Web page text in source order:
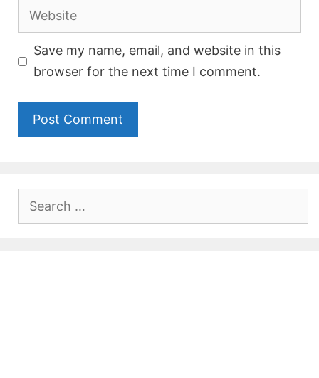
Website
Save my name, email, and website in this
browser for the next time I comment.
Search
for: